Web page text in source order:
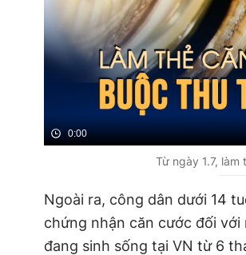
0:00
Từ ngày 1.7,
Ngoài ra, công dân dưới 14
chứng nhận căn cước đối
đang sinh sống tại VN từ 6